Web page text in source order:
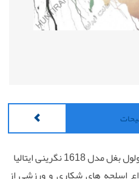
نگرینی ایتالیا